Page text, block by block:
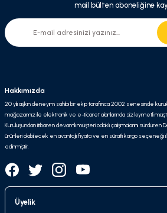
mail bülten aboneliğine
Hakkımızda
20 yılı aşkın deneyim sahibi bir ekip tarafınca 2002 senesinde
mağazamız ile elektronik ve e-ticaret alanlarında siz kıymetli
Kuruluşundan itibaren devamlı müşteri odaklı çalışmalarını
ürünleri olabilecek en avantajlı fiyata ve en süratli kargo
edinmiştir.
Üyelik